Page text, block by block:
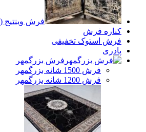
فرش وینتیج
کناره فرش
فرش استوک تخفیفی
پادری
فرش بزرگمهر
فرش 1500 شانه بزرگمهر
فرش 1200 شانه بزرگمهر